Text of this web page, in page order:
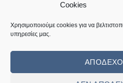
Cookies
Χρησιμοποιούμε cookies για να
υπηρεσίες μας.
Κωδικός: 01.08.0318-1